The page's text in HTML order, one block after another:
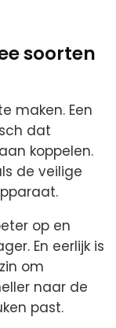
soorten
maken. Een
dat
koppelen.
de veilige
op en
En eerlijk is
om
naar de
past.